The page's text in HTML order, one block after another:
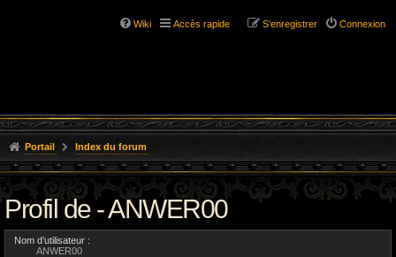
Wiki Accès rapide Connexion
S’enregistrer
Portail Index du forum
Profil de - ANWER00
Nom d’utilisateur :
ANWER00